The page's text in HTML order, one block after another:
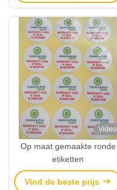
Video
Op maat gemaakte ronde
etiketten
Vind de beste prijs